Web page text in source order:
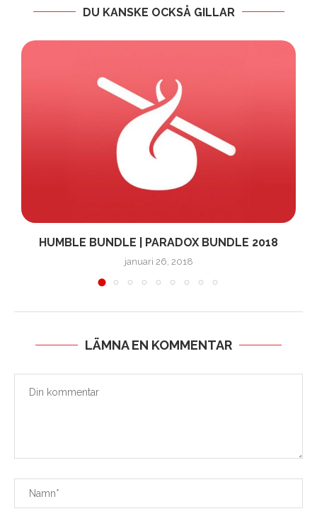
DU KANSKE OCKSÅ GILLAR
HUMBLE BUNDLE | PARADOX BUNDLE 2018
januari 26, 2018
LÄMNA EN KOMMENTAR